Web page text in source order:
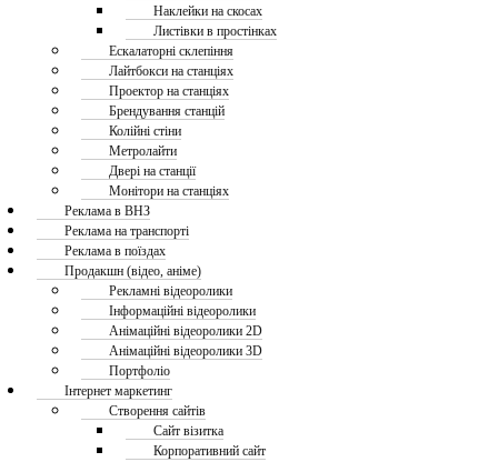
Наклейки на скосах
Листівки в простінках
Ескалаторні склепіння
Лайтбокси на станціях
Проектор на станціях
Брендування станцій
Колійні стіни
Метролайти
Двері на станції
Монітори на станціях
Реклама в ВНЗ
Реклама на транспорті
Реклама в поїздах
Продакшн (відео, аніме)
Рекламні відеоролики
Інформаційні відеоролики
Анімаційні відеоролики 2D
Анімаційні відеоролики 3D
Портфоліо
Інтернет маркетинг
Створення сайтів
Сайт візитка
Корпоративний сайт